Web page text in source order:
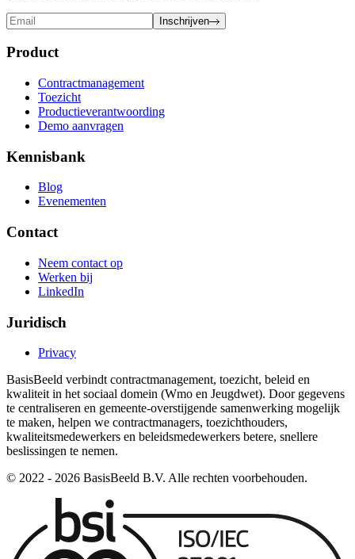
Inschrijven
Product
Contractmanagement
Toezicht
Productieverantwoording
Demo aanvragen
Kennisbank
Blog
Evenementen
Contact
Neem contact op
Werken bij
LinkedIn
Juridisch
Privacy
BasisBeeld verbindt contractmanagement, toezicht, beleid en
kwaliteit in het sociaal domein (Wmo en Jeugdwet). Door gegevens
te centraliseren en gemeente-overstijgende samenwerking mogelijk
te maken, helpen we contractmanagers, toezichthouders,
kwaliteitsmedewerkers en beleidsmedewerkers betere, snellere
beslissingen te nemen.
© 2022 - 2026 BasisBeeld B.V. Alle rechten voorbehouden.